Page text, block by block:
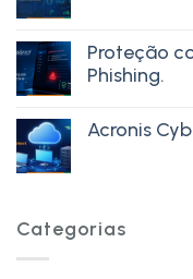
Proteção
Phishing.
Acronis
Categorias